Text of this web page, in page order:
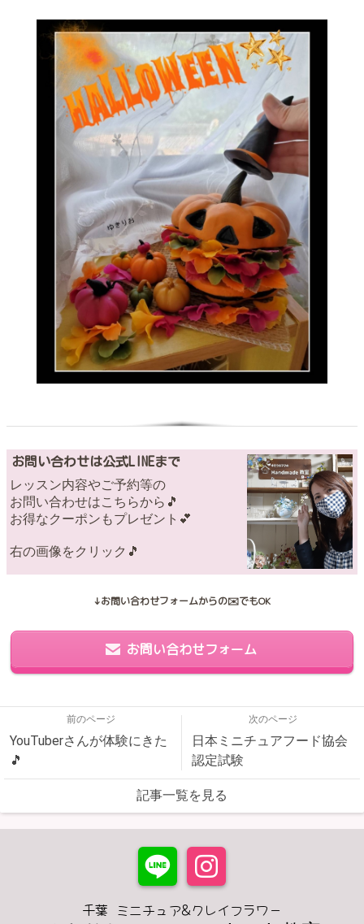
お問い合わせは公式LINEまで
レッスン内容やご予約等の
お問い合わせはこちらから🎵
お得なクーポンもプレゼント💕
右の画像をクリック🎵
↓お問い合わせフォームからの✉️でもOK
お問い合わせフォーム
前のページ
YouTuberさんが体験にきた
🎵
次のページ
日本ミニチュアフード協会
認定試験
記事一覧を見る
千葉 ミニチュア&クレイフラワー